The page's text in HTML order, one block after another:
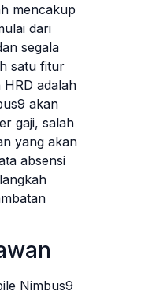
mencakup
dari
segala
satu fitur
adalah
akan
gaji, salah
yang akan
absensi
Nimbus9